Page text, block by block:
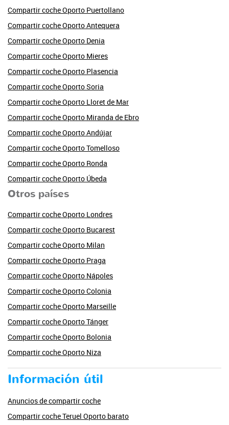
Compartir coche Oporto Puertollano
Compartir coche Oporto Antequera
Compartir coche Oporto Denia
Compartir coche Oporto Mieres
Compartir coche Oporto Plasencia
Compartir coche Oporto Soria
Compartir coche Oporto Lloret de Mar
Compartir coche Oporto Miranda de Ebro
Compartir coche Oporto Andújar
Compartir coche Oporto Tomelloso
Compartir coche Oporto Ronda
Compartir coche Oporto Úbeda
Otros países
Compartir coche Oporto Londres
Compartir coche Oporto Bucarest
Compartir coche Oporto Milan
Compartir coche Oporto Praga
Compartir coche Oporto Nápoles
Compartir coche Oporto Colonia
Compartir coche Oporto Marseille
Compartir coche Oporto Tánger
Compartir coche Oporto Bolonia
Compartir coche Oporto Niza
Información útil
Anuncios de compartir coche
Compartir coche Teruel Oporto barato